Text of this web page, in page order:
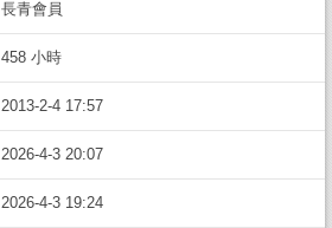
長青會員
458 小時
2013-2-4 17:57
2026-4-3 20:07
2026-4-3 19:24